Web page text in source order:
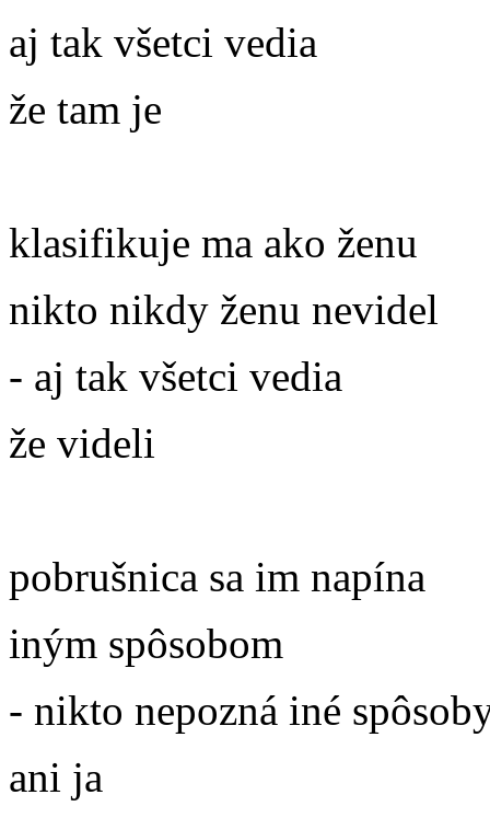
aj tak všetci vedia
že tam je
klasifikuje ma ako ženu
nikto nikdy ženu nevidel
- aj tak všetci vedia
že videli
pobrušnica sa im napína
iným spôsobom
- nikto nepozná iné
ani ja